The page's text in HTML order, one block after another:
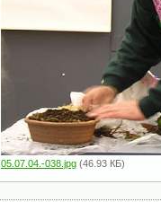
05.07.04.-038.jpg (46.93 КБ)